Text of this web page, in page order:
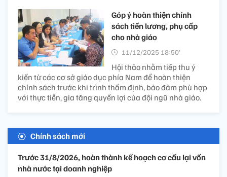
Góp ý hoàn thiện chính
sách tiền lương, phụ cấp
cho nhà giáo
11/12/2025 18:50’
Hội thảo nhằm tiếp thu ý
kiến từ các cơ sở giáo dục phía Nam để hoàn thiện
chính sách trước khi trình thẩm định, bảo đảm phù hợp
với thực tiễn, gia tăng quyền lợi của đội ngũ nhà giáo.
Chính sách mới
Trước 31/8/2026, hoàn thành kế hoạch cơ cấu lại vốn
nhà nước tại doanh nghiệp